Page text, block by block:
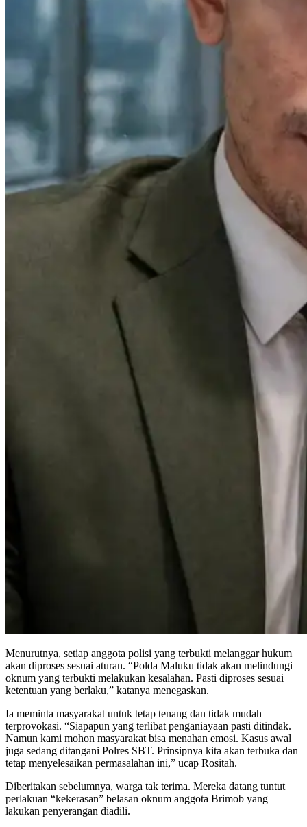
Menurutnya, setiap anggota polisi yang terbukti melanggar hukum
akan diproses sesuai aturan. “Polda Maluku tidak akan melindungi
oknum yang terbukti melakukan kesalahan. Pasti diproses sesuai
ketentuan yang berlaku,” katanya menegaskan.
Ia meminta masyarakat untuk tetap tenang dan tidak mudah
terprovokasi. “Siapapun yang terlibat penganiayaan pasti ditindak.
Namun kami mohon masyarakat bisa menahan emosi. Kasus awal
juga sedang ditangani Polres SBT. Prinsipnya kita akan terbuka dan
tetap menyelesaikan permasalahan ini,” ucap Rositah.
Diberitakan sebelumnya, warga tak terima. Mereka datang tuntut
perlakuan “kekerasan” belasan oknum anggota Brimob yang
lakukan penyerangan diadili.